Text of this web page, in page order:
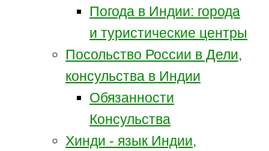
Погода в Индии: города
и туристические центры
Посольство России в Дели,
консульства в Индии
Обязанности
Консульства
Хинди - язык Индии,